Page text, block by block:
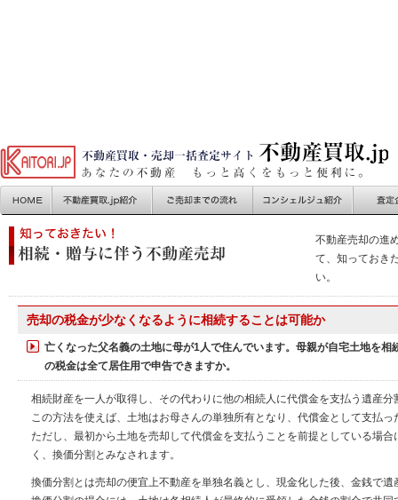
不動産売却の進
て、知っておき
い。
売却の税金が少なくなるように相続することは可能か
亡くなった父名義の土地に母が1人で住んでいます。母親が自宅土地を
の税金は全て居住用で申告できますか。
相続財産を一人が取得し、その代わりに他の相続人に代償金を支払う遺産
この方法を使えば、土地はお母さんの単独所有となり、代償金として支払
ただし、最初から土地を売却して代償金を支払うことを前提としている場
く、換価分割とみなされます。
換価分割とは売却の便宜上不動産を単独名義とし、現金化した後、金銭で